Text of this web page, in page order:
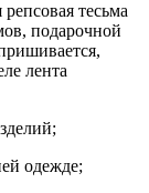
тесьма
подарочной
лента
одежде;